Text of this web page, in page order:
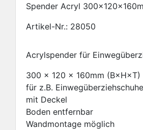
Spender Acryl
Artikel-Nr.: 28050
Acrylspender für
300 × 120 × 160mm (B×H×T)
für z.B. Einwegüberziehschuhe
mit Deckel
Boden entfernbar
Wandmontage möglich